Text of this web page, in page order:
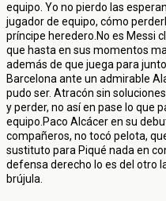
equipo. Yo no pierdo las
jugador de equipo, cómo
príncipe heredero.No es Messi
que hasta en sus momentos
además de que juega para
Barcelona ante un admirable
pudo ser. Atracón sin
y perder, no así en pase lo que
equipo.Paco Alcácer en su
compañeros, no tocó pelota,
sustituto para Piqué nada en
defensa derecho lo es del otro
brújula.